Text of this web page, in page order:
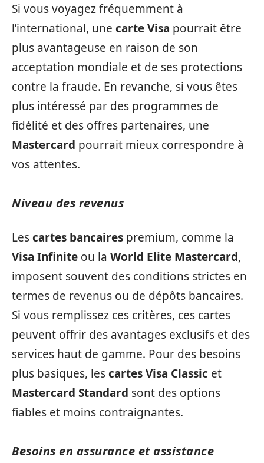
Si vous voyagez fréquemment à
l’international, une carte Visa pourrait être
plus avantageuse en raison de son
acceptation mondiale et de ses protections
contre la fraude. En revanche, si vous êtes
plus intéressé par des programmes de
fidélité et des offres partenaires, une
Mastercard pourrait mieux correspondre à
vos attentes.
Niveau des revenus
Lescartes bancaires premium, comme la
Visa Infinite ou la World Elite Mastercard,
imposent souvent des conditions strictes en
termes de revenus ou de dépôts bancaires.
Si vous remplissez ces critères, ces cartes
peuvent offrir des avantages exclusifs et des
services haut de gamme. Pour des besoins
plus basiques, lescartes Visa Classic et
Mastercard Standard sont des options
fiables et moins contraignantes.
Besoins en assurance et assistance